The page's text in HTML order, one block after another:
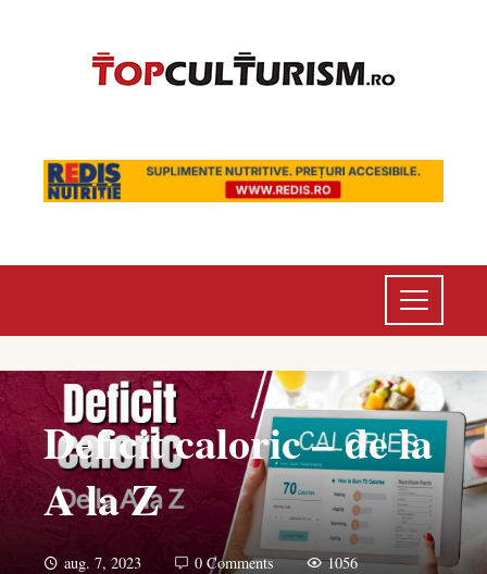
Deficit caloric – de la
A la Z
aug. 7, 2023 0 Comments
1056